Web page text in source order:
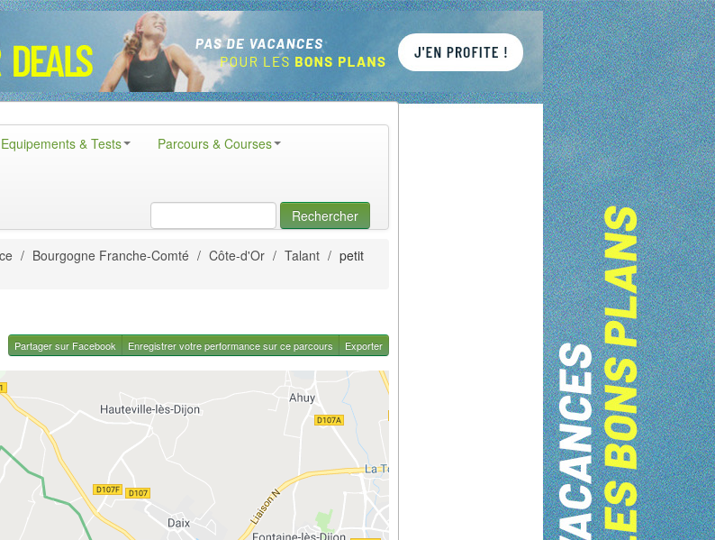
Equipements & Tests
Parcours & Courses
Rechercher
/ Bourgogne Franche-Comté / Côte-d'Or / Talant / petit
Partager sur Facebook Enregistrer votre performance sur ce parcours Exporter